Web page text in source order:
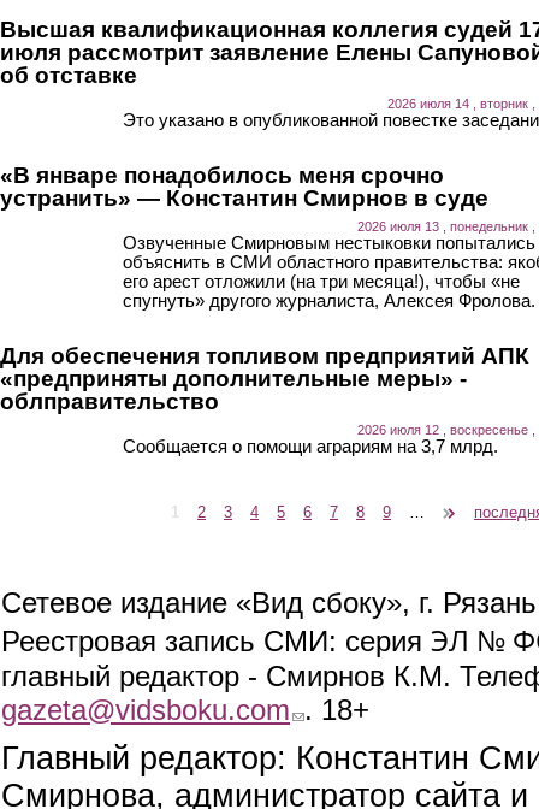
Высшая квалификационная коллегия судей
июля рассмотрит заявление Елены
об отставке
2026 июля 14 , вторник ,
Это указано в опубликованной повестке
«В январе понадобилось меня срочно
устранить» — Константин Смирнов в суде
2026 июля 13 , понедельник ,
Озвученные Смирновым нестыковки попытались
объяснить в СМИ областного правительства:
его арест отложили (на три месяца!), чтобы «не
спугнуть» другого журналиста, Алексея Фролова.
Для обеспечения топливом предприятий АПК
«предприняты дополнительные меры» -
облправительство
2026 июля 12 , воскресенье ,
Сообщается о помощи аграриям на 3,7 млрд.
1 2 3 4 5 6 7 8 9
Сетевое издание «Вид сбоку», г.
Реестровая запись СМИ: серия ЭЛ №
главный редактор - Смирнов К.М.
gazeta@vidsboku.com (link sends e-mail)
. 18+
Главный редактор: Константин
Смирнова, администратор сайта